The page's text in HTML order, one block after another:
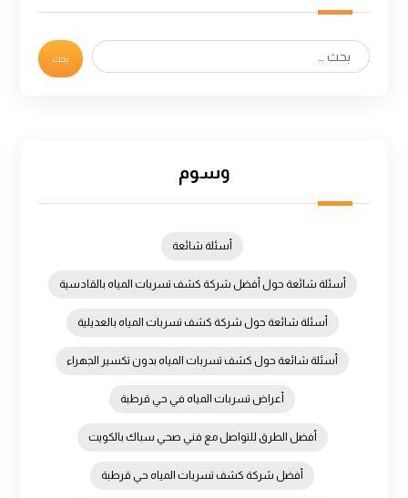
وسوم
أسئلة شائعة
أسئلة شائعة حول أفضل شركة كشف تسربات المياه بالقادسية
أسئلة شائعة حول شركة كشف تسربات المياه بالعديلية
أسئلة شائعة حول كشف تسربات المياه بدون تكسير الجهراء
أعراض تسربات المياه في حي قرطبة
أفضل الطرق للتواصل مع فني صحي سباك بالكويت
أفضل شركة كشف تسربات المياه حي قرطبة